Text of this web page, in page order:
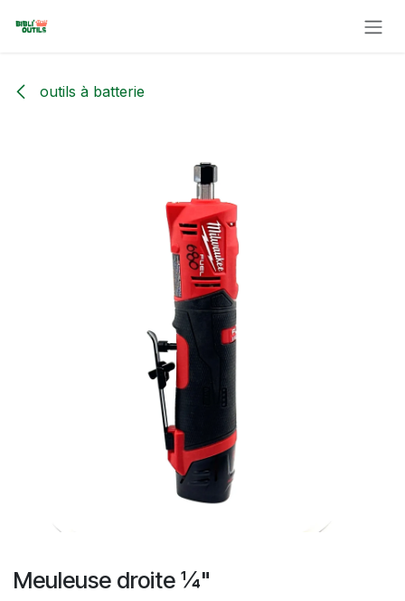
outils à batterie
Meuleuse droite ¼"